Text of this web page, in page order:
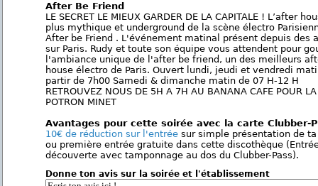
After Be Friend
LE SECRET LE MIEUX GARDER DE LA CAPITALE ! L’after
plus mythique et underground de la scène électro
After be Friend . L'événement matinal présent depuis des
sur Paris. Rudy et toute son équipe vous attendent pour
l'ambiance unique de l'after be friend, un des meilleurs
house électro de Paris. Ouvert lundi, jeudi et vendredi
partir de 7h00 Samedi & dimanche matin de 07 H-12 H
RETROUVEZ NOUS DE 5H A 7H AU BANANA CAFE POUR LA
POTRON MINET
Avantages pour cette soirée avec la carte Clubber-
10€ de réduction sur l'entrée sur simple présentation de
ou première entrée gratuite dans cette discothèque
découverte avec tamponnage au dos du Clubber-Pass).
Donne ton avis sur la soirée et l'établissement